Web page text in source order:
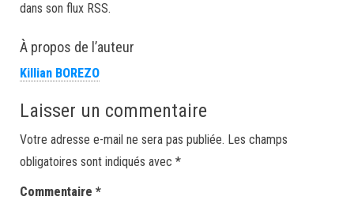
dans son flux RSS.
À propos de l’auteur
Killian BOREZO
Laisser un commentaire
Votre adresse e-mail ne sera pas publiée. Les champs
obligatoires sont indiqués avec *
Commentaire *